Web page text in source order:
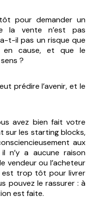
pour demander un
la vente n’est pas
t-il pas un risque que
en cause, et que le
?
prédire l’avenir, et le
avez bien fait votre
sur les starting blocks,
aux
n’y a aucune raison
vendeur ou l’acheteur
trop tôt pour livrer
pouvez le rassurer : à
est faite.